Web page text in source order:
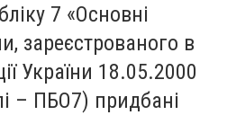
7 «Основні
зареєстрованого в
України 18.05.2000
– ПБО7) придбані